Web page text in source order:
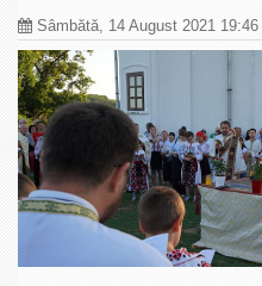
Sâmbătă, 14 August 2021 19:46